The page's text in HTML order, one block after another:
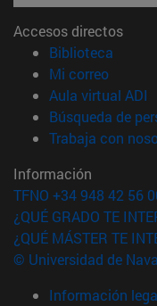
Accesos directos
Biblioteca
Mi correo(abre
Aula virtual ADI
Búsqueda de
Trabaja con
Información
TFNO +34 948 42 56
¿QUÉ GRADO TE
¿QUÉ MÁSTER TE
© Universidad de
Información